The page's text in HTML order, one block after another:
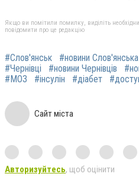
Якщо ви помітили помилку, виділіть
повідомити про це редакцію
#Слов'янськ #новини Слов'янська
#Чернівці
#новини Чернівців
#МОЗ
#інсулін #діабет
Сайт міста
Авторизуйтесь, щоб оцінити